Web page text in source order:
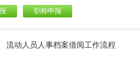
职称申报
流动人员人事档案借阅工作流程